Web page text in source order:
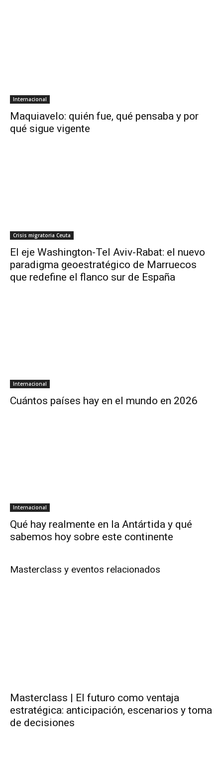
Internacional
Maquiavelo: quién fue, qué pensaba y por
qué sigue vigente
Crisis migratoria Ceuta
El eje Washington-Tel Aviv-Rabat: el nuevo
paradigma geoestratégico de Marruecos
que redefine el flanco sur de España
Internacional
Cuántos países hay en el mundo en 2026
Internacional
Qué hay realmente en la Antártida y qué
sabemos hoy sobre este continente
Masterclass y eventos relacionados
Masterclass | El futuro como ventaja
estratégica: anticipación, escenarios y toma
de decisiones